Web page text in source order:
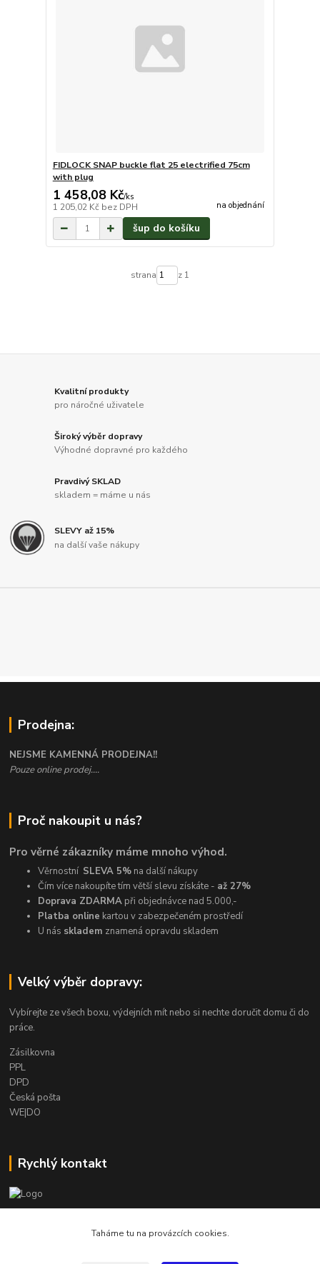
FIDLOCK SNAP buckle flat 25 electrified 75cm
with plug
1 458,08 Kč/ks
1 205,02 Kč bez DPH na objednání
šup do košíku
strana z 1
Kvalitní produkty
pro náročné uživatele
Široký výběr dopravy
Výhodné dopravné pro každého
Pravdivý SKLAD
skladem = máme u nás
SLEVY až 15%
na další vaše nákupy
Prodejna:
NEJSME KAMENNÁ PRODEJNA!!
Pouze online prodej....
Proč nakoupit u nás?
Pro věrné zákazníky máme mnoho výhod.
Věrnostní SLEVA 5% na další nákupy
Čím více nakoupíte tím větší slevu získáte - až 27%
Doprava ZDARMA při objednávce nad 5.000,-
Platba online kartou v zabezpečeném prostředí
U nás skladem znamená opravdu skladem
Velký výběr dopravy:
Vybírejte ze všech boxu, výdejních mít nebo si nechte doručit domu či do
práce.
Zásilkovna
PPL
DPD
Česká pošta
WE|DO
Rychlý kontakt
info@armygalanterie.czTaháme tu na provázcích cookies.